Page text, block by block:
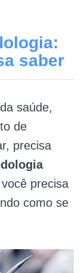
saber
saúde,
de
precisa
precisa
como se